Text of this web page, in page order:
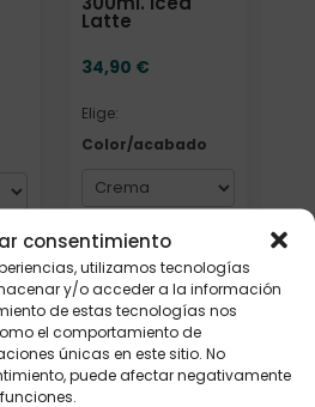
consentimiento
utilizamos tecnologías
y/o acceder a la información
de estas tecnologías nos
el comportamiento de
únicas en este sitio. No
puede afectar negativamente
Latte
34,90 €
Elige:
Color/acabado
Añadir